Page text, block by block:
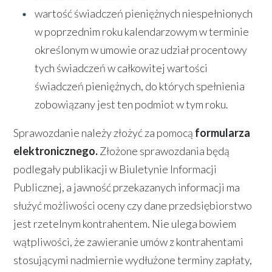
wartość świadczeń pieniężnych niespełnionych
w poprzednim roku kalendarzowym w terminie
określonym w umowie oraz udział procentowy
tych świadczeń w całkowitej wartości
świadczeń pieniężnych, do których spełnienia
zobowiązany jest ten podmiot w tym roku.
Sprawozdanie należy złożyć za pomocą formularza
elektronicznego.Złożone sprawozdania będą
podlegały publikacji w Biuletynie Informacji
Publicznej, a jawność przekazanych informacji ma
służyć możliwości oceny czy dane przedsiębiorstwo
jest rzetelnym kontrahentem. Nie ulega bowiem
wątpliwości, że zawieranie umów z kontrahentami
stosującymi nadmiernie wydłużone terminy zapłaty,